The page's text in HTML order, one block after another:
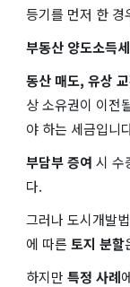
등기를 먼저 한 경
부동산 양도소득세
동산 매도, 유상
상 소유권이 이전
야 하는 세금입니
부담부 증여 시 수
다.
그러나 도시개발
에 따른 토지 분할
하지만 특정 사례